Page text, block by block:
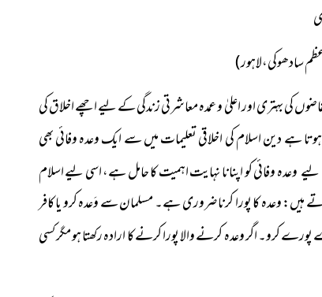
سادھوکی،لاہور)
کی بہتریاور اعلیٰ و عمدہ معاشرتی زندگی کے لیے اچھے اخلاق کی
ہے دین اسلام کی اخلاقی تعلیمات میں سے ایک وعدہ وفائی بھی
وعدہوفائی کو اپنانا نہایتاہمیت کا حامل ہے، اسی لیے اسلام
ہیں: وعدہ کا پورا کرنا ضروری ہے۔ مسلمان سے وَعدہ کرو یا کافر
کرو۔ اگر وعدہ کرنے والا پورا کرنے کا ارادہ رکھتا ہومگر کسی